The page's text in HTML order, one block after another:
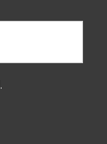
.